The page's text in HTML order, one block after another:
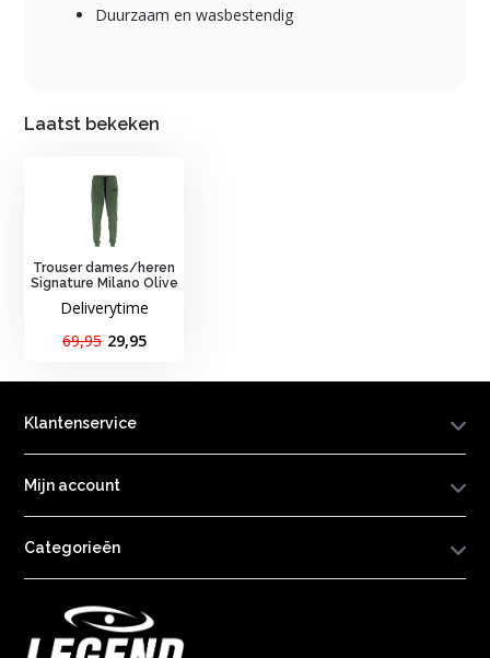
Duurzaam en wasbestendig
Laatst bekeken
Trouser dames/heren
Signature Milano Olive
Deliverytime
69,95 29,95
Klantenservice
Mijn account
Categorieën